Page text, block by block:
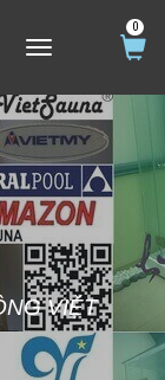
TOGGLE NAVIGATION
0
VIỆT